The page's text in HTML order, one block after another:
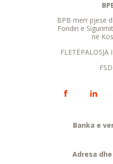
BPB merr pjesë
Fondin e
në
FLETËPALOSJA
Banka e
Adresa